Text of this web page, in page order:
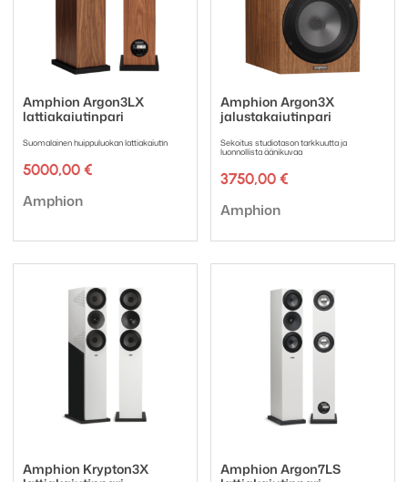
Amphion Argon3LX
lattiakaiutinpari
Suomalainen huippuluokan lattiakaiutin
5000,00 €
Tuotemerkki:
Amphion
Amphion Argon3X
jalustakaiutinpari
Sekoitus studiotason tarkkuutta ja
luonnollista äänikuvaa
3750,00 €
Tuotemerkki:
Amphion
Amphion Krypton3X
Amphion Argon7LS